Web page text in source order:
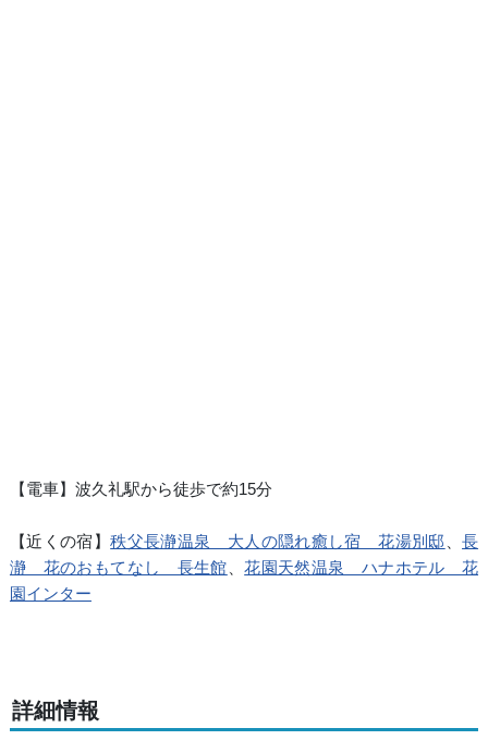
【電車】波久礼駅から徒歩で約15分
【近くの宿】秩父長瀞温泉 大人の隠れ癒し宿 花湯別邸 、長
瀞 花のおもてなし 長生館 、花園天然温泉 ハナホテル 花
園インター
詳細情報